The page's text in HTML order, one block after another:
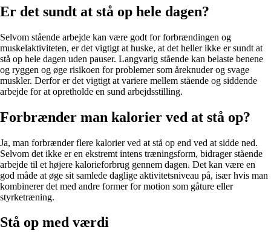
Er det sundt at stå op hele dagen?
Selvom stående arbejde kan være godt for forbrændingen og
muskelaktiviteten, er det vigtigt at huske, at det heller ikke er sundt at
stå op hele dagen uden pauser. Langvarig stående kan belaste benene
og ryggen og øge risikoen for problemer som åreknuder og svage
muskler. Derfor er det vigtigt at variere mellem stående og siddende
arbejde for at opretholde en sund arbejdsstilling.
Forbrænder man kalorier ved at stå op?
Ja, man forbrænder flere kalorier ved at stå op end ved at sidde ned.
Selvom det ikke er en ekstremt intens træningsform, bidrager stående
arbejde til et højere kalorieforbrug gennem dagen. Det kan være en
god måde at øge sit samlede daglige aktivitetsniveau på, især hvis man
kombinerer det med andre former for motion som gåture eller
styrketræning.
Stå op med værdi